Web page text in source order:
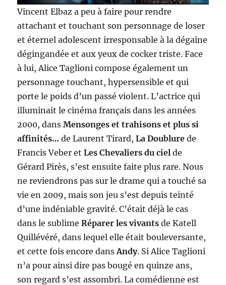
Vincent Elbaz a peu à faire pour rendre
attachant et touchant son personnage de loser
et éternel adolescent irresponsable à la dégaine
dégingandée et aux yeux de cocker triste. Face
à lui, Alice Taglioni compose également un
personnage touchant, hypersensible et qui
porte le poids d’un passé violent. L’actrice qui
illuminait le cinéma français dans les années
2000, dansMensonges et trahisons et plus si
affinités… de Laurent Tirard,La Doublure de
Francis Veber etLes Chevaliers du cielde
Gérard Pirès, s’est ensuite faite plus rare. Nous
ne reviendrons pas sur le drame qui a touché sa
vie en 2009, mais son jeu s’est depuis teinté
d’une indéniable gravité. C’était déjà le cas
dans le sublimeRéparer les vivants de Katell
Quillévéré, dans lequel elle était bouleversante,
et cette fois encore dansAndy. Si Alice Taglioni
n’a pour ainsi dire pas bougé en quinze ans,
son regard s’est assombri. La comédienne est